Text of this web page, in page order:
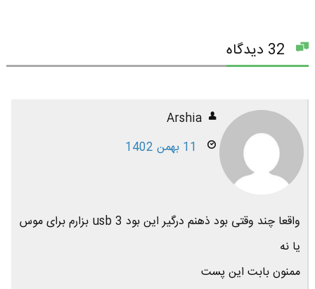
Arshia
11 بهمن 1402
واقعا چند وقتی بود ذهنم درگیر این بود usb 3 بزارم برای موس
یا نه
ممنون بابت این پست